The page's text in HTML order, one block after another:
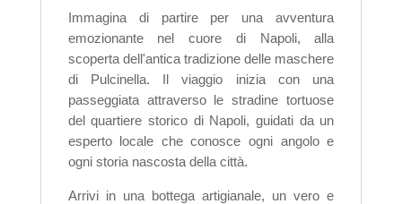
Immagina di partire per una avventura
emozionante nel cuore di Napoli, alla
scoperta dell'antica tradizione delle maschere
di Pulcinella. Il viaggio inizia con una
passeggiata attraverso le stradine tortuose
del quartiere storico di Napoli, guidati da un
esperto locale che conosce ogni angolo e
ogni storia nascosta della città.
Arrivi in una bottega artigianale, un vero e